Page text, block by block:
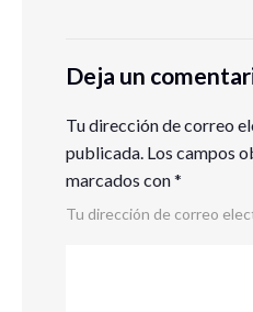
Deja un
Tu dirección de correo
publicada. Los campos
marcados con*
Tu dirección de correo